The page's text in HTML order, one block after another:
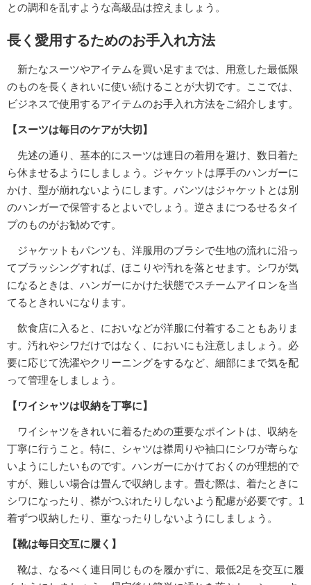
との調和を乱すような高級品は控えましょう。
長く愛用するためのお手入れ方法
新たなスーツやアイテムを買い足すまでは、用意した最低限
のものを長くきれいに使い続けることが大切です。ここでは、
ビジネスで使用するアイテムのお手入れ方法をご紹介します。
【スーツは毎日のケアが大切】
先述の通り、基本的にスーツは連日の着用を避け、数日着た
ら休ませるようにしましょう。ジャケットは厚手のハンガーに
かけ、型が崩れないようにします。パンツはジャケットとは別
のハンガーで保管するとよいでしょう。逆さまにつるせるタイ
プのものがお勧めです。
ジャケットもパンツも、洋服用のブラシで生地の流れに沿っ
てブラッシングすれば、ほこりや汚れを落とせます。シワが気
になるときは、ハンガーにかけた状態でスチームアイロンを当
てるときれいになります。
飲食店に入ると、においなどが洋服に付着することもありま
す。汚れやシワだけではなく、においにも注意しましょう。必
要に応じて洗濯やクリーニングをするなど、細部にまで気を配
って管理をしましょう。
【ワイシャツは収納を丁寧に】
ワイシャツをきれいに着るための重要なポイントは、収納を
丁寧に行うこと。特に、シャツは襟周りや袖口にシワが寄らな
いようにしたいものです。ハンガーにかけておくのが理想的で
すが、難しい場合は畳んで収納します。畳む際は、着たときに
シワになったり、襟がつぶれたりしないよう配慮が必要です。1
着ずつ収納したり、重なったりしないようにしましょう。
【靴は毎日交互に履く】
靴は、なるべく連日同じものを履かずに、最低2足を交互に履